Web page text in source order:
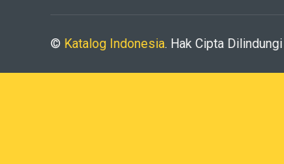
© Katalog Indonesia. Hak Cipta Dilindungi